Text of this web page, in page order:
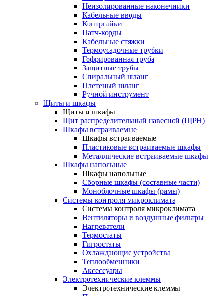
Неизолированные наконечники
Кабельные вводы
Контргайки
Патч-корды
Кабельные стяжки
Термоусадочные трубки
Гофрированная труба
Защитные трубы
Спиральный шланг
Плетеный шланг
Ручной инструмент
Щиты и шкафы
Щиты и шкафы
Щит распределительный навесной (ЩРН)
Шкафы встраиваемые
Шкафы встраиваемые
Пластиковые встраиваемые шкафы
Металлические встраиваемые шкафы
Шкафы напольные
Шкафы напольные
Сборные шкафы (составные части)
Моноблочные шкафы (рамы)
Системы контроля микроклимата
Системы контроля микроклимата
Вентиляторы и воздушные фильтры
Нагреватели
Термостаты
Гигростаты
Охлаждающие устройства
Теплообменники
Аксессуары
Электротехнические клеммы
Электротехнические клеммы